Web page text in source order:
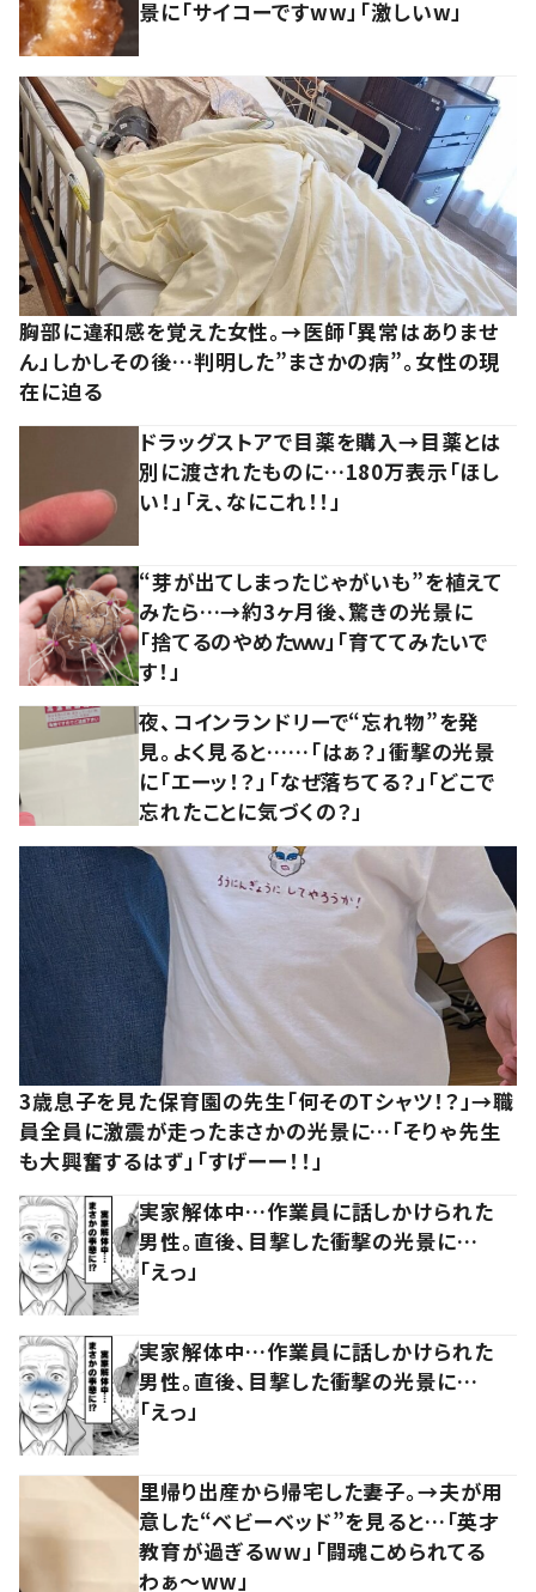
景に「サイコーですww」「激しいw」
胸部に違和感を覚えた女性。→医師「異常はありませ
ん」しかしその後…判明した”まさかの病”。女性の現
在に迫る
ドラッグストアで目薬を購入→目薬とは
別に渡されたものに…180万表示「ほし
い！」「え、なにこれ！！」
“芽が出てしまったじゃがいも”を植えて
みたら…→約3ヶ月後、驚きの光景に
「捨てるのやめたｗｗ」「育ててみたいで
す！」
夜、コインランドリーで“忘れ物”を発
見。よく見ると……「はぁ？」衝撃の光景
に「エーッ！？」「なぜ落ちてる？」「どこで
忘れたことに気づくの？」
3歳息子を見た保育園の先生「何そのTシャツ！？」→職
員全員に激震が走ったまさかの光景に…「そりゃ先生
も大興奮するはず」「すげーー！！」
実家解体中…作業員に話しかけられた
男性。直後、目撃した衝撃の光景に…
「えっ」
実家解体中…作業員に話しかけられた
男性。直後、目撃した衝撃の光景に…
「えっ」
里帰り出産から帰宅した妻子。→夫が用
意した“ベビーベッド”を見ると…「英才
教育が過ぎるww」「闘魂こめられてる
わぁ～ww」